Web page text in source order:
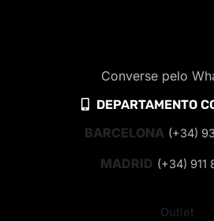
Converse pelo
DEPARTAMENTO
BARCELONA (+34)
MADRID (+34) 911
Outlet